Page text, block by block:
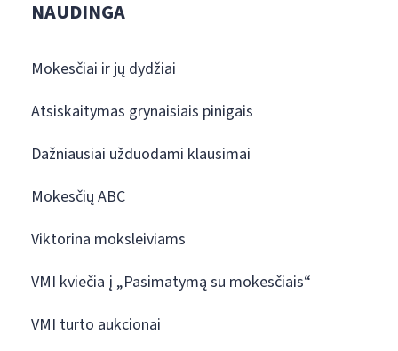
NAUDINGA
Mokesčiai ir jų dydžiai
Atsiskaitymas grynaisiais pinigais
Dažniausiai užduodami klausimai
Mokesčių ABC
Viktorina moksleiviams
VMI kviečia į „Pasimatymą su mokesčiais“
VMI turto aukcionai